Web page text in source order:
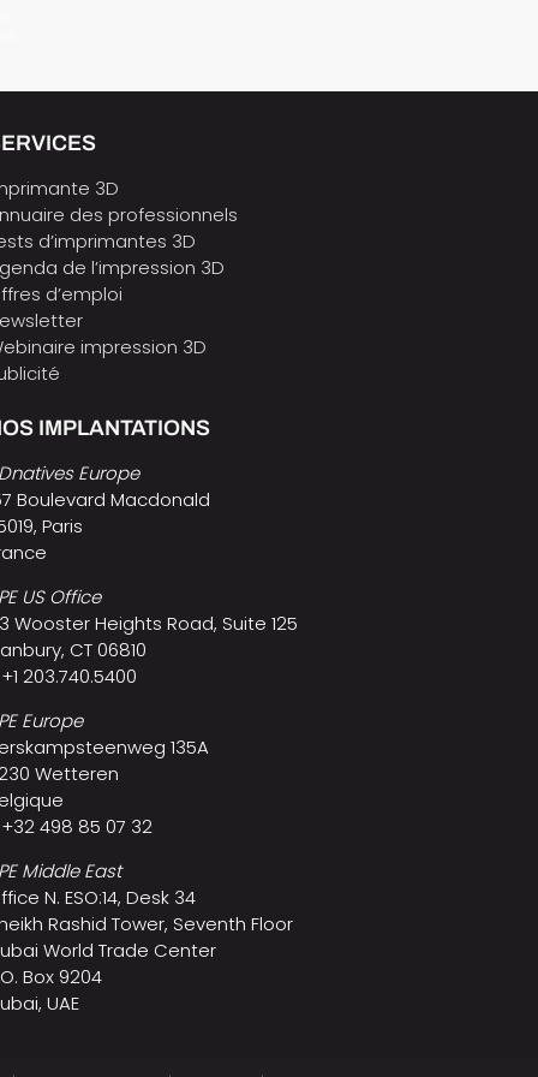
3D
des professionnels
d’imprimantes 3D
de l’impression 3D
d’emploi
impression 3D
IMPLANTATIONS
Europe
Boulevard Macdonald
Paris
US Office
Wooster Heights Road, Suite 125
CT 06810
203.740.5400
Europe
135A
Wetteren
+32 498 85 07 32
Middle East
N. ESO:14, Desk 34
Rashid Tower, Seventh Floor
World Trade Center
Box 9204
UAE